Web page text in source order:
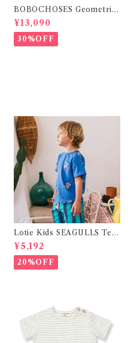
BOBOCHOSES Geometric
Scacs all over dress / 4-8Y
¥13,090
30%OFF
Lotie Kids SEAGULLS Tee
(12m- 8Y)
¥5,192
20%OFF